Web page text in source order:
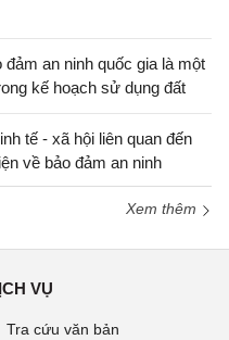
an ninh quốc gia là một
kế hoạch sử dụng đất
tế - xã hội liên quan đến
về bảo đảm an ninh
Xem thêm
VỤ
Tra cứu văn bản